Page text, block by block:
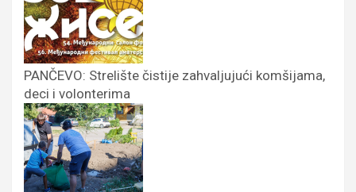
PANČEVO: Strelište čistije zahvaljujući komšijama,
deci i volonterima